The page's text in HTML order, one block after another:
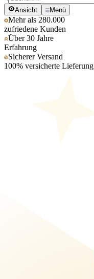
Ansicht Menü
Mehr als 280.000
zufriedene Kunden
Über 30 Jahre
Erfahrung
Sicherer Versand
100% versicherte Lieferung